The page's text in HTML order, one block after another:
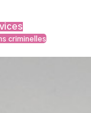
criminelles